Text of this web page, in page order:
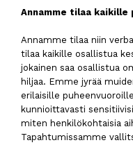
Annamme tilaa kaikille
Annamme tilaa niin
tilaa kaikille osallistua
jokainen saa osallistua
hiljaa. Emme jyrää
erilaisille
kunnioittavasti
miten henkilökohtaisia
Tapahtumissamme